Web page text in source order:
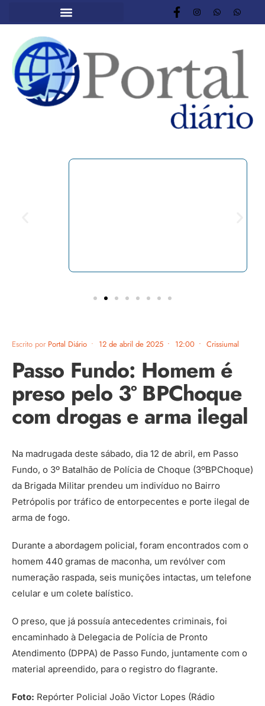
Escrito por Portal Diário • 12 de abril de 2025 • 12:00 • Crissiumal
Passo Fundo: Homem é
preso pelo 3º BPChoque
com drogas e arma ilegal
Na madrugada deste sábado, dia 12 de abril, em Passo
Fundo, o 3º Batalhão de Polícia de Choque (3ºBPChoque)
da Brigada Militar prendeu um indivíduo no Bairro
Petrópolis por tráfico de entorpecentes e porte ilegal de
arma de fogo.
Durante a abordagem policial, foram encontrados com o
homem 440 gramas de maconha, um revólver com
numeração raspada, seis munições intactas, um telefone
celular e um colete balístico.
O preso, que já possuía antecedentes criminais, foi
encaminhado à Delegacia de Polícia de Pronto
Atendimento (DPPA) de Passo Fundo, juntamente com o
material apreendido, para o registro do flagrante.
Foto: Repórter Policial João Victor Lopes (Rádio